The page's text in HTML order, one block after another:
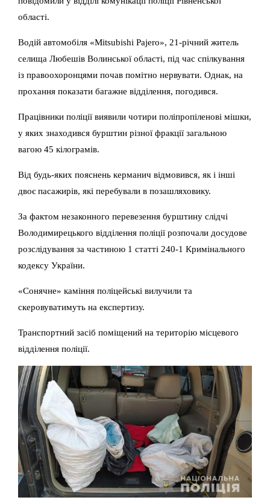
області.
Водій автомобіля «Mitsubishi Pajero», 21-річний житель
селища Любешів Волинської області, під час спілкування
із правоохоронцями почав помітно нервувати. Однак, на
прохання показати багажне відділення, погодився.
Працівники поліції виявили чотири поліпропіленові мішки,
у яких знаходився бурштин різної фракції загальною
вагою 45 кілограмів.
Від будь-яких пояснень керманич відмовився, як і інші
двоє пасажирів, які перебували в позашляховику.
За фактом незаконного перевезення бурштину слідчі
Володимирецького відділення поліції розпочали досудове
розслідування за частиною 1 статті 240-1 Кримінального
кодексу України.
«Сонячне» каміння поліцейські вилучили та
скеровуватимуть на експертизу.
Транспортний засіб поміщений на територію місцевого
відділення поліції.